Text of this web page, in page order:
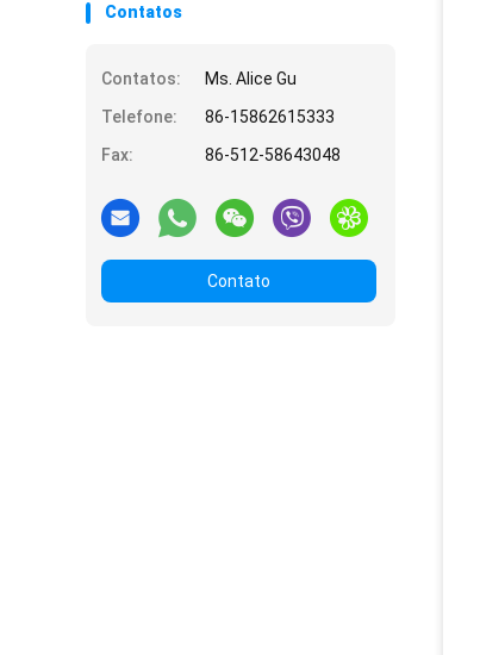
Contatos
Contatos:
Ms. Alice Gu
Telefone:
86-15862615333
Fax:
86-512-58643048
Contato